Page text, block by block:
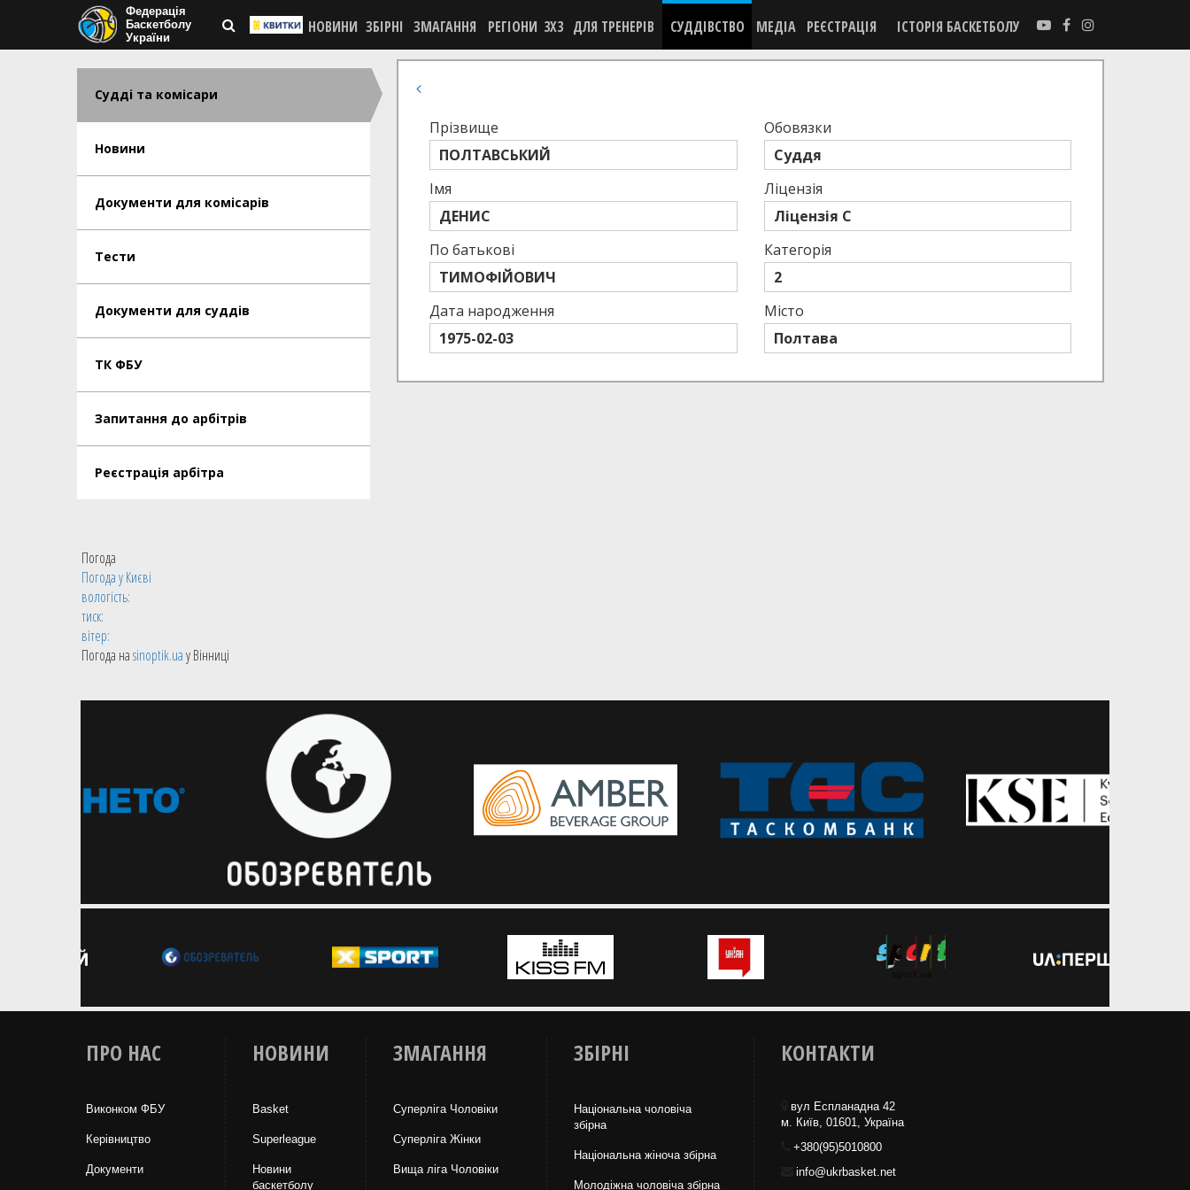
Федерація
Баскетболу
України
НОВИНИ ЗБІРНІ ЗМАГАННЯ РЕГІОНИ 3X3 ДЛЯ ТРЕНЕРІВ СУДДІВСТВО МЕДІА РЕЄСТРАЦІЯ ІСТОРІЯ БАСКЕТБОЛУ
Судді та комісари
Новини
Документи для комісарів
Тести
Документи для суддів
ТК ФБУ
Запитання до арбітрів
Реєстрація арбітра
Погода
Погода уКиєві
вологість:
тиск:
вітер:
Погода наsinoptik.uaу Вінниці
Прізвище
ПОЛТАВСЬКИЙ
Імя
ДЕНИС
По батькові
ТИМОФІЙОВИЧ
Дата народження
1975-02-03
Обовязки
Суддя
Ліцензія
Ліцензія C
Категорія
2
Місто
Полтава
ПРО НАС
Виконком ФБУ
Керівництво
Документи
НОВИНИ
Basket
Superleague
Новини
баскетболу
ЗМАГАННЯ
Суперліга Чоловіки
Суперліга Жінки
Вища лiга Чоловіки
ЗБІРНІ
Національна чоловіча
збірна
Національна жiноча збірна
Молодіжна чоловіча збірна
КОНТАКТИ
вул Еспланадна 42
м. Київ, 01601, Україна
+380(95)5010800
info@ukrbasket.net